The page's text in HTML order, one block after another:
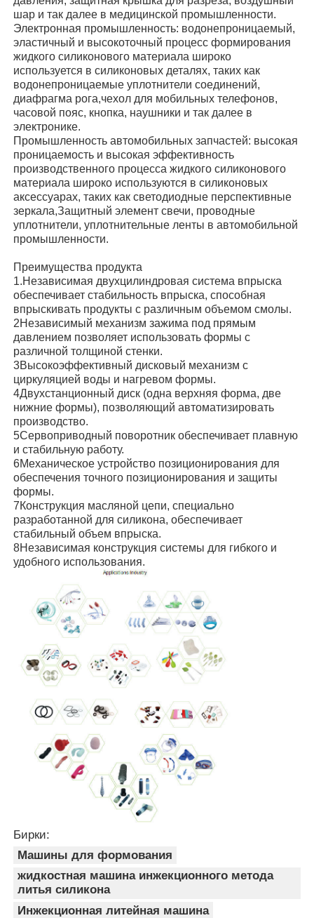
Силиконовая инжекционная формовая машина
Система дозирования LSR
Машина для переплавки
Аксессуары для машины для формования
Впрыскание жидкой силиконовой резины
Силиконовая резина для инжекционной
шар и так далее в медицинской промышленности.
Электронная промышленность: водонепроницаемый,
эластичный и высокоточный процесс формирования
жидкого силиконового материала широко
используется в силиконовых деталях, таких как
водонепроницаемые уплотнители соединений,
диафрагма рога,чехол для мобильных телефонов,
часовой пояс, кнопка, наушники и так далее в
электронике.
Промышленность автомобильных запчастей: высокая
проницаемость и высокая эффективность
производственного процесса жидкого силиконового
материала широко используются в силиконовых
аксессуарах, таких как светодиодные перспективные
зеркала,Защитный элемент свечи, проводные
уплотнители, уплотнительные ленты в автомобильной
промышленности.
Преимущества продукта
1.Независимая двухцилиндровая система впрыска
обеспечивает стабильность впрыска, способная
впрыскивать продукты с различным объемом смолы.
2Независимый механизм зажима под прямым
давлением позволяет использовать формы с
различной толщиной стенки.
3Высокоэффективный дисковый механизм с
циркуляцией воды и нагревом формы.
4Двухстанционный диск (одна верхняя форма, две
нижние формы), позволяющий автоматизировать
производство.
5Сервоприводный поворотник обеспечивает плавную
и стабильную работу.
6Механическое устройство позиционирования для
обеспечения точного позиционирования и защиты
формы.
7Конструкция масляной цепи, специально
разработанной для силикона, обеспечивает
стабильный объем впрыска.
8Независимая конструкция системы для гибкого и
удобного использования.
Бирки:
Машины для формования
жидкостная машина инжекционного метода
литья силикона
Инжекционная литейная машина